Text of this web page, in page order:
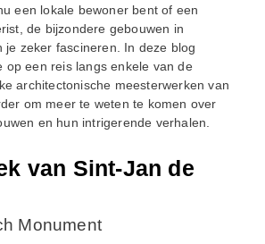
een lokale bewoner bent of een
de bijzondere gebouwen in
je zeker fascineren. In deze blog
op een reis langs enkele van de
architectonische meesterwerken van
om meer te weten te komen over
en hun intrigerende verhalen.
van Sint-Jan de
Monument